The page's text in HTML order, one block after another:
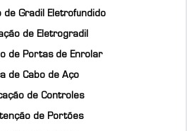
de Gradil Eletrofundido
de Eletrogradil
de Portas de Enrolar
de Cabo de Aço
de Controles
de Portões